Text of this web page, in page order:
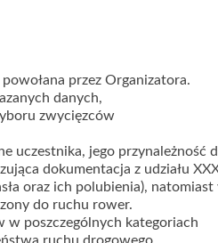
przez Organizatora.
danych,
zwycięzców
uczestnika, jego przynależność
dokumentacja z udziału
oraz ich polubienia), natomiast
do ruchu rower.
w poszczególnych kategoriach